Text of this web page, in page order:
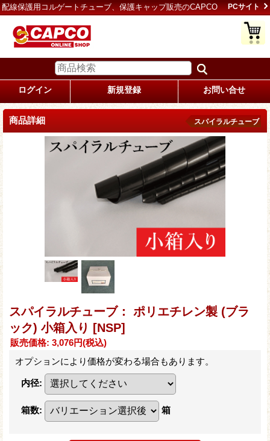
配線保護用コルゲートチューブ、保護キャップ販売のCAPCO PCサイト
ログイン 新規登録 お問い合せ
商品詳細 スパイラルチューブ
スパイラルチューブ： ポリエチレン製 (ブラ
ック) 小箱入り [NSP]
販売価格: 3,076円(税込)
オプションにより価格が変わる場合もあります。
内径:
箱数: 箱